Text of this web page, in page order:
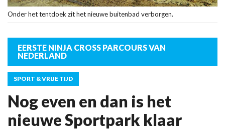
Onder het tentdoek zit het nieuwe buitenbad verborgen.
EERSTE NINJA CROSS PARCOURS VAN
NEDERLAND
SPORT & VRIJE TIJD
Nog even en dan is het
nieuwe Sportpark klaar